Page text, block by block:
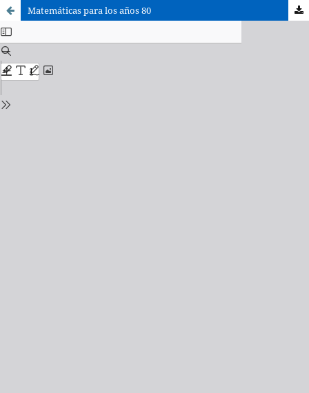
Matemáticas para los años 80